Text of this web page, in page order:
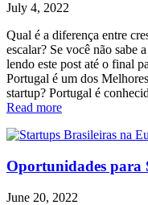
July 4, 2022
Qual é a diferença entre
escalar? Se você não sabe
lendo este post até o final
Portugal é um dos
startup? Portugal é
Read more
Oportunidades para
June 20, 2022